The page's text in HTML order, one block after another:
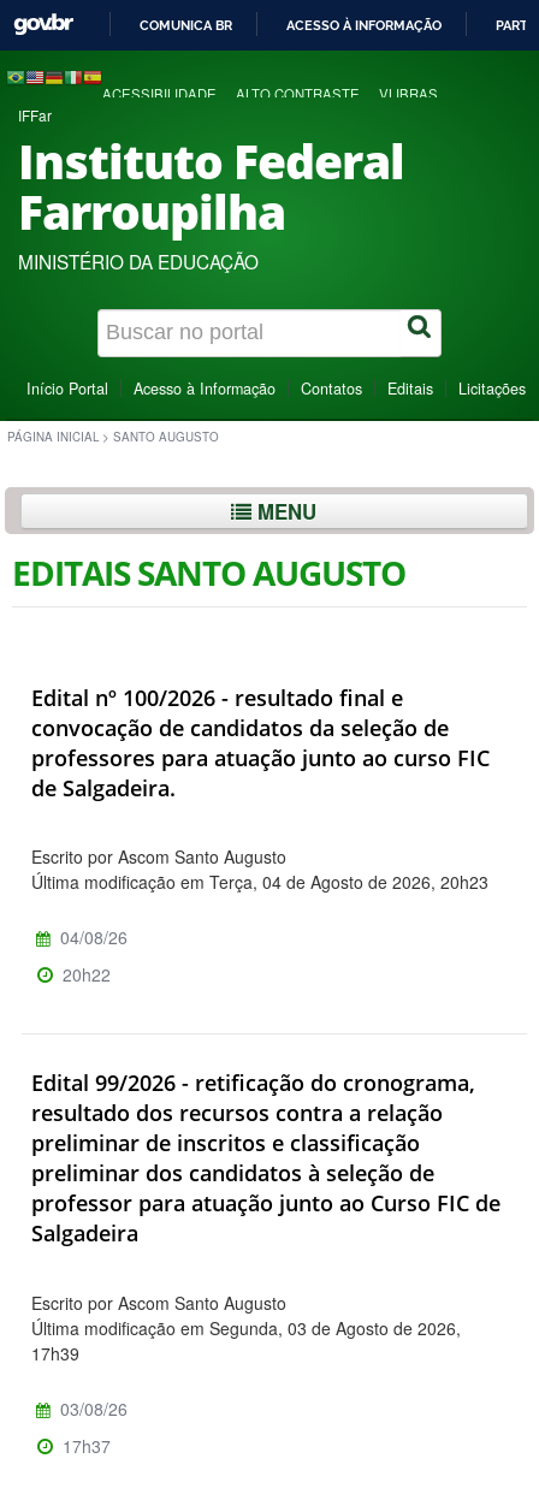
COMUNICA BR ACESSO À INFORMAÇÃO
ACESSIBILIDADE ALTO CONTRASTE VLIBRAS
IFFar
Instituto Federal
Farroupilha
MINISTÉRIO DA EDUCAÇÃO
Início Portal Acesso à Informação Contatos Editais Licitações
PÁGINA INICIAL > SANTO AUGUSTO
MENU
EDITAIS SANTO AUGUSTO
Edital nº 100/2026 - resultado final e
convocação de candidatos da seleção de
professores para atuação junto ao curso FIC
de Salgadeira.
Escrito por Ascom Santo Augusto
Última modificação em Terça, 04 de Agosto de 2026, 20h23
04/08/26
20h22
Edital 99/2026 - retificação do cronograma,
resultado dos recursos contra a relação
preliminar de inscritos e classificação
preliminar dos candidatos à seleção de
professor para atuação junto ao Curso FIC de
Salgadeira
Escrito por Ascom Santo Augusto
Última modificação em Segunda, 03 de Agosto de 2026,
17h39
03/08/26
17h37